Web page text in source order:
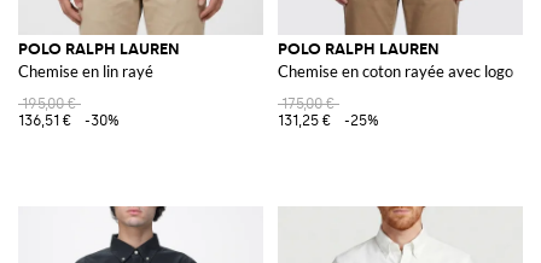
POLO RALPH LAUREN
Chemise en lin rayé
195,00 €
136,51 €
-30%
POLO RALPH LAUREN
Chemise en coton rayée avec logo
175,00 €
131,25 €
-25%